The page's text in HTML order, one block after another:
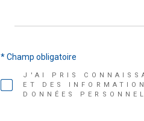
J'AI PRIS
ET DES
DONNÉES
* Champ obligatoire